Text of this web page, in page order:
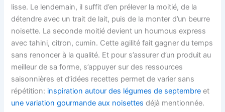
lisse. Le lendemain, il suffit d’en prélever la moitié, de la
détendre avec un trait de lait, puis de la monter d’un beurre
noisette. La seconde moitié devient un houmous express
avec tahini, citron, cumin. Cette agilité fait gagner du temps
sans renoncer à la qualité. Et pour s’assurer d’un produit au
meilleur de sa forme, s’appuyer sur des ressources
saisonnières et d’idées recettes permet de varier sans
répétition: inspiration autour des légumes de septembre et
une variation gourmande aux noisettes déjà mentionnée.